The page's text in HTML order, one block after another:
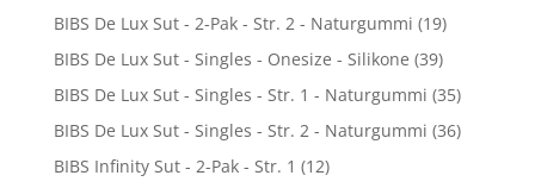
BIBS De Lux Sut - 2-Pak - Str. 2 - Naturgummi (19)
BIBS De Lux Sut - Singles - Onesize - Silikone (39)
BIBS De Lux Sut - Singles - Str. 1 - Naturgummi (35)
BIBS De Lux Sut - Singles - Str. 2 - Naturgummi (36)
BIBS Infinity Sut - 2-Pak - Str. 1 (12)